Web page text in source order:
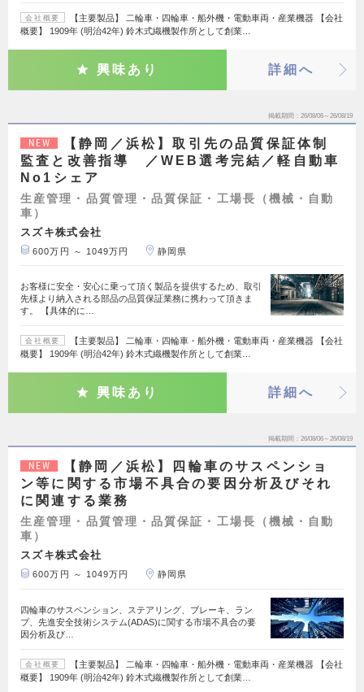
会社概要
【主要製品】 二輪車・四輪車・船外機・電動車両・産業機器 【会社
概要】 1909年 (明治42年) 鈴木式織機製作所として創業…
興味あり 詳細へ
掲載期間 26/08/06～26/08/19
NEW
【静岡／浜松】取引先の品質保証体制
監査と改善指導 ／WEB選考完結／軽自動車
No1シェア
生産管理・品質管理・品質保証・工場長（機械・自動
車）
スズキ株式会社
600万円 ～ 1049万円 静岡県
お客様に安全・安心に乗って頂く製品を提供するため、取引
先様より納入される部品の品質保証業務に携わって頂きま
す。 【具体的に…
会社概要
【主要製品】 二輪車・四輪車・船外機・電動車両・産業機器 【会社
概要】 1909年 (明治42年) 鈴木式織機製作所として創業…
興味あり 詳細へ
掲載期間 26/08/06～26/08/19
NEW
【静岡／浜松】四輪車のサスペンショ
ン等に関する市場不具合の要因分析及びそれ
に関連する業務
生産管理・品質管理・品質保証・工場長（機械・自動
車）
スズキ株式会社
600万円 ～ 1049万円 静岡県
四輪車のサスペンション、ステアリング、ブレーキ、ラン
プ、先進安全技術システム(ADAS)に関する市場不具合の要
因分析及び…
会社概要
【主要製品】 二輪車・四輪車・船外機・電動車両・産業機器 【会社
概要】 1909年 (明治42年) 鈴木式織機製作所として創業…